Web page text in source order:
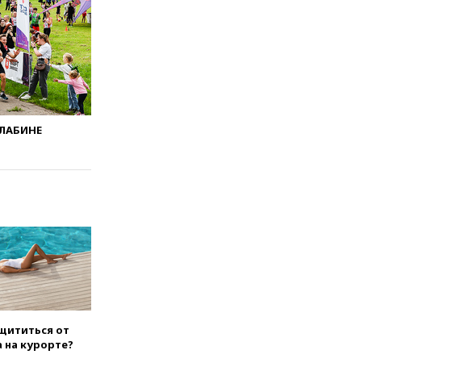
указ
туризма»
почти 5 млн
семьи
детсаду
Запада
сами
Patriot
о
призвал
от
на курорте?